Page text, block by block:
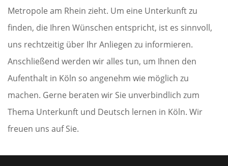
Metropole am Rhein zieht. Um eine Unterkunft zu
finden, die Ihren Wünschen entspricht, ist es sinnvoll,
uns rechtzeitig über Ihr Anliegen zu informieren.
Anschließend werden wir alles tun, um Ihnen den
Aufenthalt in Köln so angenehm wie möglich zu
machen. Gerne beraten wir Sie unverbindlich zum
Thema Unterkunft und Deutsch lernen in Köln. Wir
freuen uns auf Sie.